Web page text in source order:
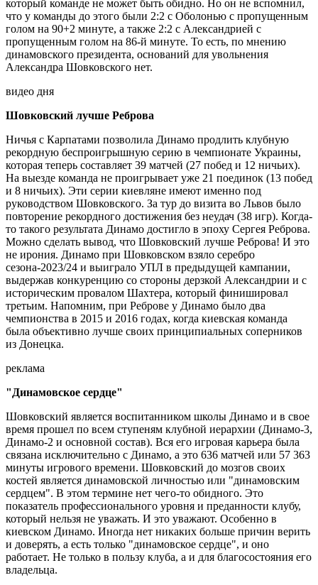
который команде не может быть обидно. Но он не вспомнил,
что у команды до этого были 2:2 с Оболонью с пропущенным
голом на 90+2 минуте, а также 2:2 с Александрией с
пропущенным голом на 86-й минуте. То есть, по мнению
динамовского президента, оснований для увольнения
Александра Шовковского нет.
видео дня
Шовковский лучше Реброва
Ничья с Карпатами позволила Динамо продлить клубную
рекордную беспроигрышную серию в чемпионате Украины,
которая теперь составляет 39 матчей (27 побед и 12 ничьих).
На выезде команда не проигрывает уже 21 поединок (13 побед
и 8 ничьих). Эти серии киевляне имеют именно под
руководством Шовковского. За тур до визита во Львов было
повторение рекордного достижения без неудач (38 игр). Когда-
то такого результата Динамо достигло в эпоху Сергея Реброва.
Можно сделать вывод, что Шовковский лучше Реброва! И это
не ирония. Динамо при Шовковском взяло серебро
сезона-2023/24 и выиграло УПЛ в предыдущей кампании,
выдержав конкуренцию со стороны дерзкой Александрии и с
историческим провалом Шахтера, который финишировал
третьим. Напомним, при Реброве у Динамо было два
чемпионства в 2015 и 2016 годах, когда киевская команда
была объективно лучше своих принципиальных соперников
из Донецка.
реклама
"Динамовское сердце"
Шовковский является воспитанником школы Динамо и в свое
время прошел по всем ступеням клубной иерархии (Динамо-3,
Динамо-2 и основной состав). Вся его игровая карьера была
связана исключительно с Динамо, а это 636 матчей или 57 363
минуты игрового времени. Шовковский до мозгов своих
костей является динамовской личностью или "динамовским
сердцем". В этом термине нет чего-то обидного. Это
показатель профессионального уровня и преданности клубу,
который нельзя не уважать. И это уважают. Особенно в
киевском Динамо. Иногда нет никаких больше причин верить
и доверять, а есть только "динамовское сердце", и оно
работает. Не только в пользу клуба, а и для благосостояния его
владельца.